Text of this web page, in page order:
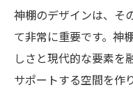
神棚のデザインは、そ
て非常に重要です。神
しさと現代的な要素を
サポートする空間を作